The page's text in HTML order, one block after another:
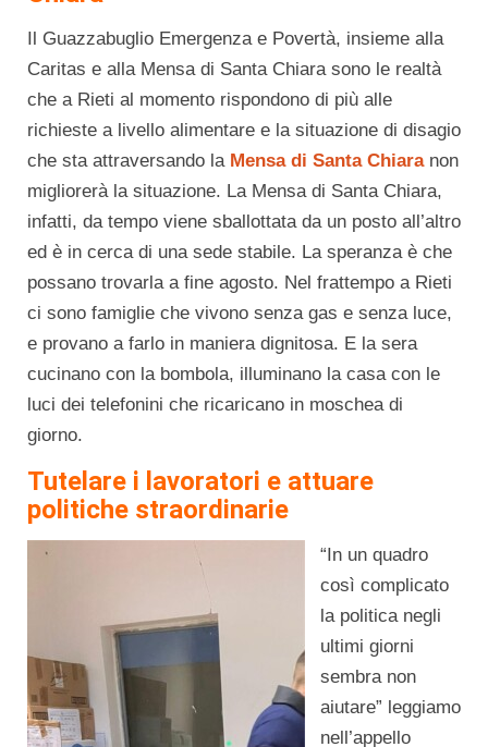
Il Guazzabuglio Emergenza e Povertà, insieme alla
Caritas e alla Mensa di Santa Chiara sono le realtà
che a Rieti al momento rispondono di più alle
richieste a livello alimentare e la situazione di disagio
che sta attraversando la Mensa di Santa Chiara non
migliorerà la situazione. La Mensa di Santa Chiara,
infatti, da tempo viene sballottata da un posto all’altro
ed è in cerca di una sede stabile. La speranza è che
possano trovarla a fine agosto. Nel frattempo a Rieti
ci sono famiglie che vivono senza gas e senza luce,
e provano a farlo in maniera dignitosa. E la sera
cucinano con la bombola, illuminano la casa con le
luci dei telefonini che ricaricano in moschea di
giorno.
Tutelare i lavoratori e attuare
politiche straordinarie
“In un quadro
così complicato
la politica negli
ultimi giorni
sembra non
aiutare” leggiamo
nell’appello